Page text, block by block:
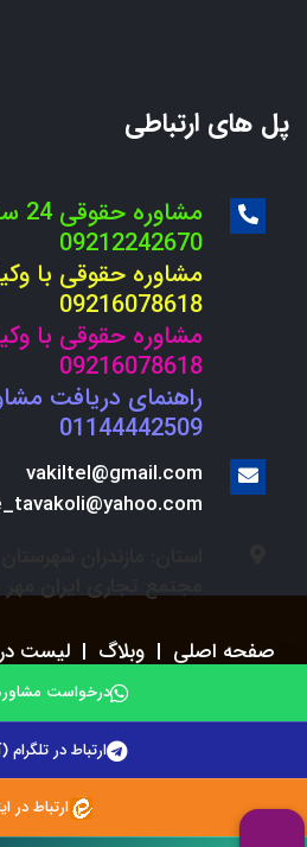
پل های ارتباطی
مشاوره حقوقی 24 ساعته:
09212242670
مشاوره حقوقی با
09216078618
مشاوره حقوقی با
09216078618
راهنمای دریافت
01144442509
vakiltel@gmail.com
صفحه اصلی | وبلاگ | لیست
© 2021. وکلای تلفنی .
درخواست
ارتباط در تلگرام
ارتباط در